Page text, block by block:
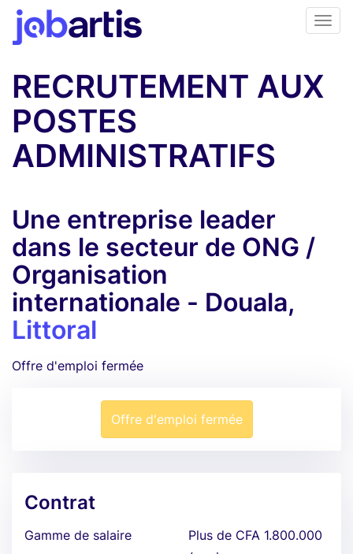
RECRUTEMENT AUX
POSTES
ADMINISTRATIFS
Une entreprise leader
dans le secteur de ONG /
Organisation
internationale - Douala,
Littoral
Offre d'emploi fermée
Offre d'emploi fermée
Contrat
Gamme de salaire
Plus de CFA 1.800.000